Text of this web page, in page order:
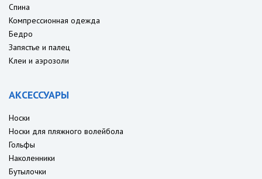
Спина
Компрессионная одежда
Бедро
Запястье и палец
Клеи и аэрозоли
АКСЕССУАРЫ
Носки
Носки для пляжного волейбола
Гольфы
Наколенники
Бутылочки